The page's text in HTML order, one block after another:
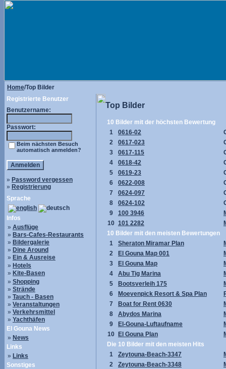
Home/Top Bilder
Registrierte Benutzer
Benutzername:
Passwort:
Beim nächsten Besuch
automatisch anmelden?
» Password vergessen
» Registrierung
Sprache
Infos
» Ausflüge
» Bars-Cafes-Restaurants
» Bildergalerie
» Dine Around
» Ein & Ausreise
» Hotels
» Kite-Basen
» Shopping
» Strände
» Tauch - Basen
» Veranstaltungen
» Verkehrsmittel
» Yachthäfen
El Gouna News
» News
Links
» Links
Sonstiges
Top Bilder
10 Bilder mit der höchsten Bewertung
1
0616-02
2
0617-023
3
0617-115
4
0618-42
5
0619-23
6
0622-008
7
0624-097
8
0624-102
9
100 3946
10 101 2282
10 Bilder mit den meisten Bewertungen
1
Sheraton Miramar Plan
2
El Gouna Map 001
3
El Gouna Map
4
Abu Tig Marina
5
Bootsverleih 175
6
Moevenpick Resort & Spa Plan
7
Boat for Rent 0630
8
Abydos Marina
9
El-Gouna-Luftaufname
10
El Gouna Plan
Die 10 Bilder mit den meisten Hits
1
Zeytouna-Beach-3347
2
Zeytouna-Beach-3348